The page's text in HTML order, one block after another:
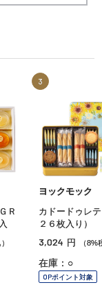
Ｒ
3
ヨックモック
カドードゥレ
２６枚入り）
3,024 円 （8%
在庫：○
OPポイント対象